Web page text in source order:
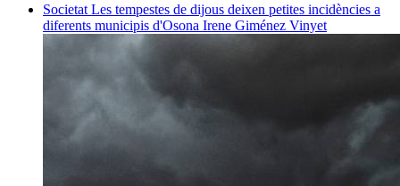
Societat Les tempestes de dijous deixen petites incidències a
diferents municipis d'Osona Irene Giménez Vinyet